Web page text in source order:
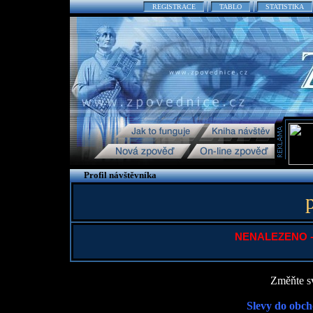
REGISTRACE TABLO STATISTIKA
Profil návštěvníka
NENALEZENO
Změňte
Slevy do